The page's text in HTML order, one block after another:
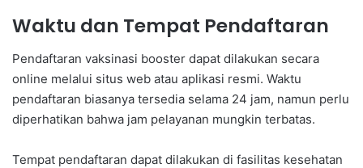
Waktu dan Tempat Pendaftaran
Pendaftaran vaksinasi booster dapat dilakukan secara
online melalui situs web atau aplikasi resmi. Waktu
pendaftaran biasanya tersedia selama 24 jam, namun perlu
diperhatikan bahwa jam pelayanan mungkin terbatas.
Tempat pendaftaran dapat dilakukan di fasilitas kesehatan